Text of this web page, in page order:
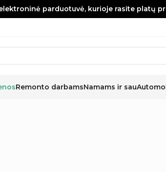
parduotuvė, kurioje rasite platų
Remonto darbamsNamams ir sau